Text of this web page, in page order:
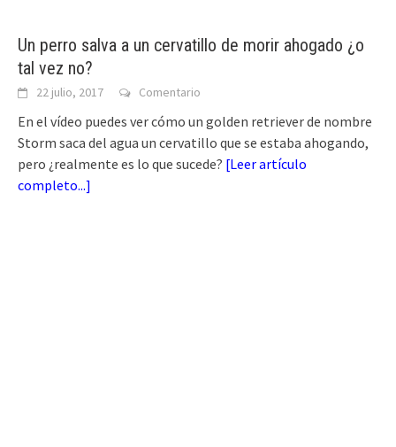
Un perro salva a un cervatillo de morir ahogado ¿o
tal vez no?
22 julio, 2017 Comentario
En el vídeo puedes ver cómo un golden retriever de nombre
Storm saca del agua un cervatillo que se estaba ahogando,
pero ¿realmente es lo que sucede? [Leer artículo
completo...]